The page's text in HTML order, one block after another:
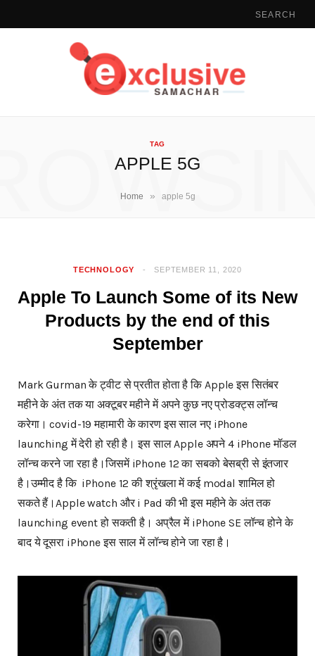
TAG
APPLE 5G
Home » apple 5g
TECHNOLOGY SEPTEMBER 11, 2020
Apple To Launch Some of its New
Products by the end of this
September
Mark Gurman के ट्वीट से प्रतीत होता है कि Apple इस सितंबर
महीने के अंत तक या अक्टूबर महीने में अपने कुछ नए प्रोडक्ट्स लॉन्च
करेगा। covid-19 महामारी के कारण इस साल नए iPhone
launching में देरी हो रही है। इस साल Apple अपने 4 iPhone मॉडल
लॉन्च करने जा रहा है।जिसमें iPhone 12 का सबको बेसब्री से इंतजार
है।उम्मीद है कि iPhone 12 की श्रृंखला में कई modal शामिल हो
सकते हैं।Apple watch और i Pad की भी इस महीने के अंत तक
launching event हो सकती है। अप्रैल में iPhone SE लॉन्च होने के
बाद ये दूसरा iPhone इस साल में लॉन्च होने जा रहा है।